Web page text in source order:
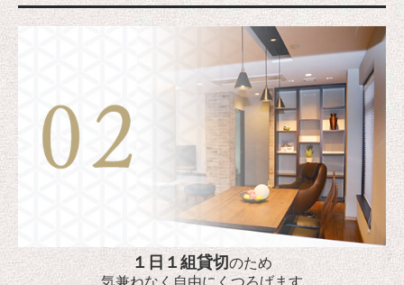
１日１組貸切のため
気兼ねなく自由にくつろげます